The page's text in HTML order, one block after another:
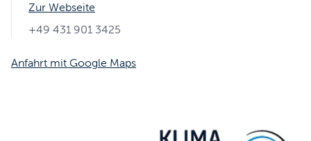
Zur Webseite
+49 431 901 3425
Anfahrt mit Google Maps